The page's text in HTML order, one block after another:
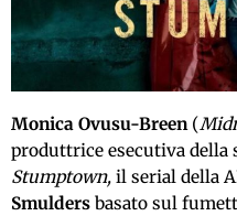
Monica Ovusu-Breen(
produttrice esecutiva della
Stumptown, il serial della
Smulders basato sul